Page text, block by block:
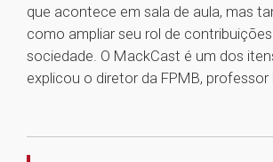
que acontece em sala de aula, mas
como ampliar seu rol de
sociedade. O MackCast é um dos
explicou o diretor da FPMB,